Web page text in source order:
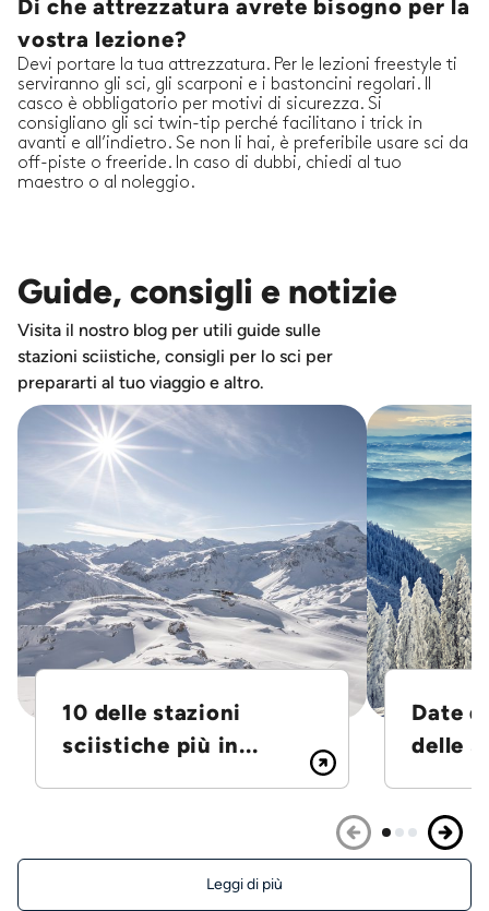
Di che attrezzatura avrete bisogno per la
vostra lezione?
Devi portare la tua attrezzatura. Per le lezioni freestyle ti
serviranno gli sci, gli scarponi e i bastoncini regolari. Il
casco è obbligatorio per motivi di sicurezza. Si
consigliano gli sci twin-tip perché facilitano i trick in
avanti e all’indietro. Se non li hai, è preferibile usare sci da
off-piste o freeride. In caso di dubbi, chiedi al tuo
maestro o al noleggio.
Guide, consigli e notizie
Visita il nostro blog per utili guide sulle
stazioni sciistiche, consigli per lo sci per
prepararti al tuo viaggio e altro.
10 delle stazioni
sciistiche più in...
Date
delle
Leggi di più